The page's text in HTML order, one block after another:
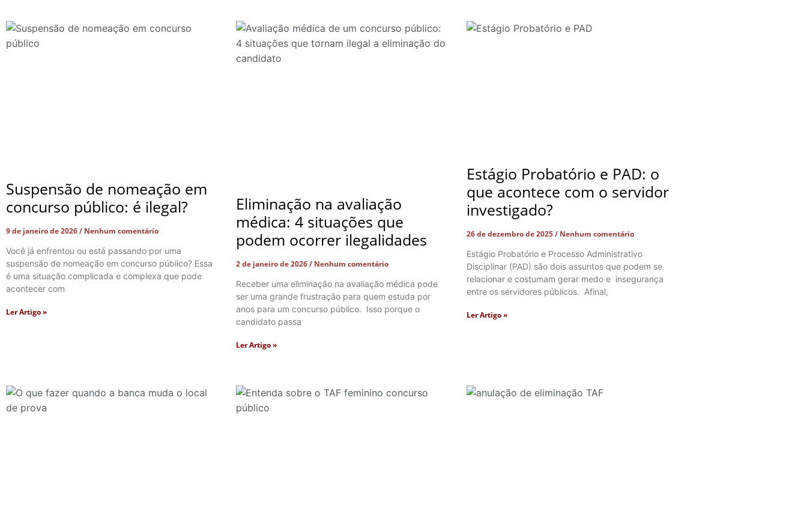
Suspensão de nomeação em
concurso público: é ilegal?
9 de janeiro de 2026
Nenhum comentário
Você já enfrentou ou está passando por uma
suspensão de nomeação em concurso público? Essa
é uma situação complicada e complexa que pode
acontecer com
Ler Artigo »
Eliminação na avaliação
médica: 4 situações que
podem ocorrer ilegalidades
2 de janeiro de 2026 Nenhum comentário
Receber uma eliminação na avaliação médica pode
ser uma grande frustração para quem estuda por
anos para um concurso público. Isso porque o
candidato passa
Ler Artigo »
Estágio Probatório e PAD: o
que acontece com o servidor
investigado?
26 de dezembro de 2025 Nenhum comentário
Estágio Probatório e Processo Administrativo
Disciplinar (PAD) são dois assuntos que podem se
relacionar e costumam gerar medo e insegurança
entre os servidores públicos. Afinal,
Ler Artigo »